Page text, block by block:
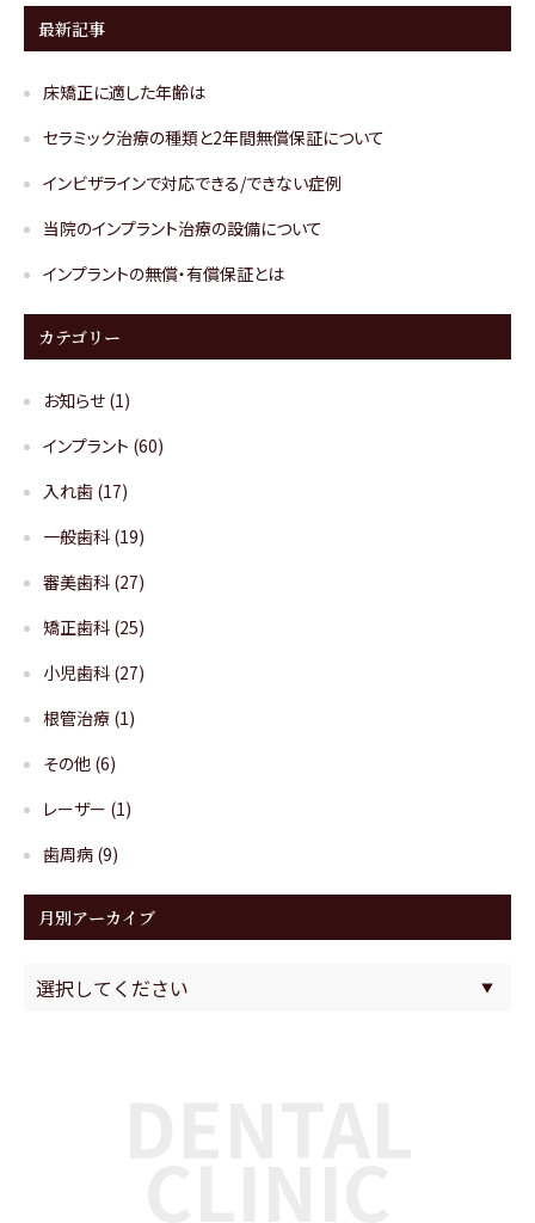
最新記事
床矯正に適した年齢は
セラミック治療の種類と2年間無償保証について
インビザラインで対応できる/できない症例
当院のインプラント治療の設備について
インプラントの無償・有償保証とは
カテゴリー
お知らせ (1)
インプラント (60)
入れ歯 (17)
一般歯科 (19)
審美歯科 (27)
矯正歯科 (25)
小児歯科 (27)
根管治療 (1)
その他 (6)
レーザー (1)
歯周病 (9)
月別アーカイブ